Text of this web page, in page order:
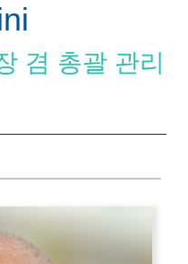
겸 총괄 관리